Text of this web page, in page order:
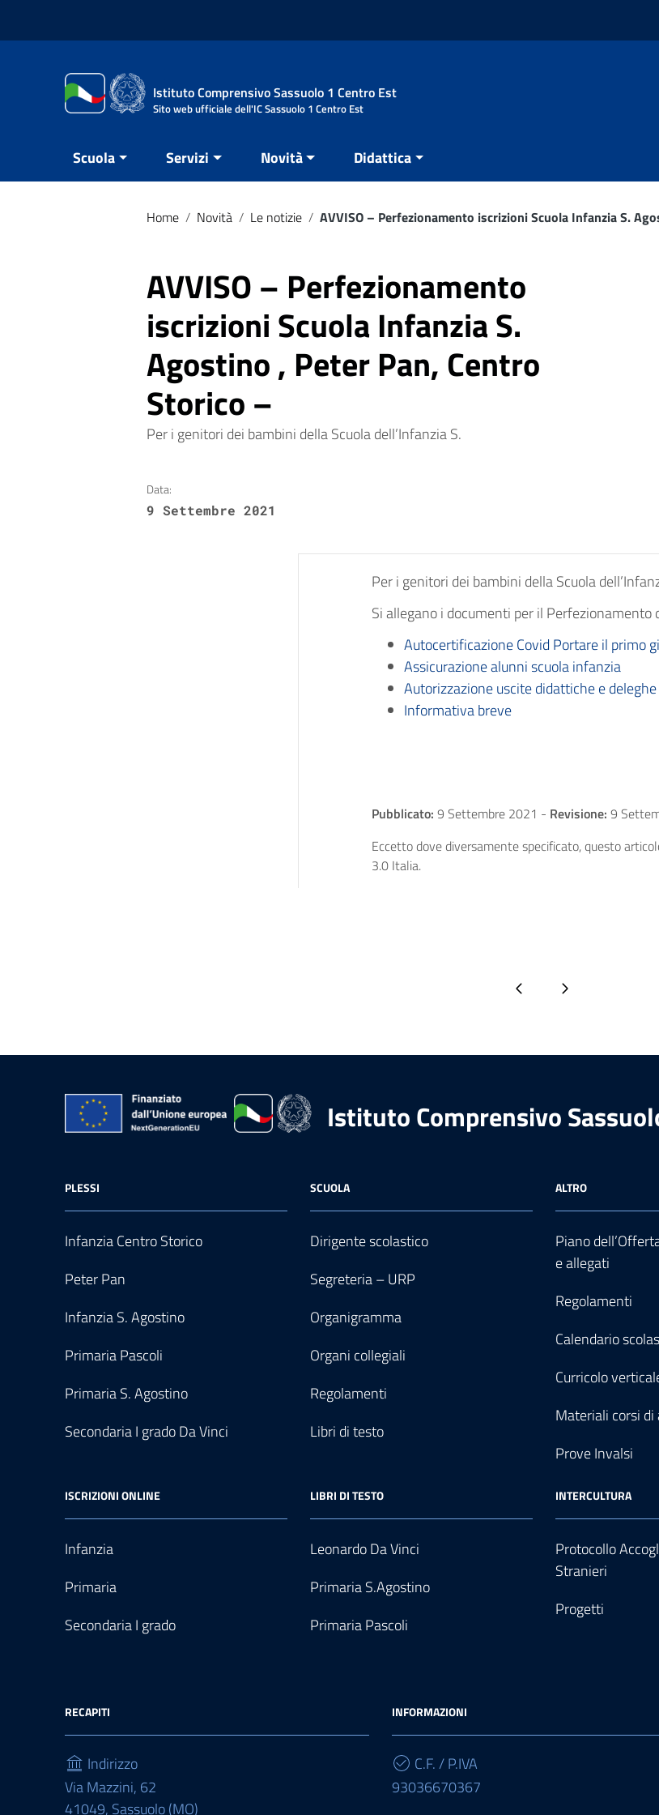
Istituto Comprensivo Sassuolo 1 Centro Est
Sito web ufficiale dell'IC Sassuolo 1 Centro Est
Scuola Servizi Novità Didattica
Home / Novità / Le notizie / AVVISO – Perfezionamento iscrizioni Scuola Infanzia S.
AVVISO – Perfezionamento
iscrizioni Scuola Infanzia S.
Agostino , Peter Pan, Centro
Storico –
Per i genitori dei bambini della Scuola dell’Infanzia S.
Data:
9 Settembre 2021
Per i genitori dei bambini della Scuola
Si allegano i documenti per il Perfezionamento
Autocertificazione Covid Portare il primo
Assicurazione alunni scuola infanzia
Autorizzazione uscite didattiche e
Informativa breve
Pubblicato: 9 Settembre 2021 - Revisione: 9
Eccetto dove diversamente specificato, questo
3.0 Italia.
Pagina precedentePagina successiva
Istituto Comprensivo
PLESSI
Infanzia Centro Storico
Peter Pan
Infanzia S. Agostino
Primaria Pascoli
Primaria S. Agostino
Secondaria I grado Da Vinci
SCUOLA
Dirigente scolastico
Segreteria – URP
Organigramma
Organi collegiali
Regolamenti
Libri di testo
ALTRO
Piano
e allegati
Regolamenti
Calendario
Curricolo
Materiali corsi
Prove Invalsi
ISCRIZIONI ONLINE
Infanzia
Primaria
Secondaria I grado
LIBRI DI TESTO
Leonardo Da Vinci
Primaria S.Agostino
Primaria Pascoli
INTERCULTURA
Protocollo
Stranieri
Progetti
RECAPITI
Indirizzo
Via Mazzini, 62
41049, Sassuolo (MO)
INFORMAZIONI
C.F. / P.IVA
93036670367